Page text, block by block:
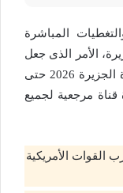
المباشرة
الأمر الذى جعل
الكثير من المشاهدين يبحثون عن تردد قناة الجزيرة 2026 حتى
قناة مرجعية لجميع
القوات الأمريكية